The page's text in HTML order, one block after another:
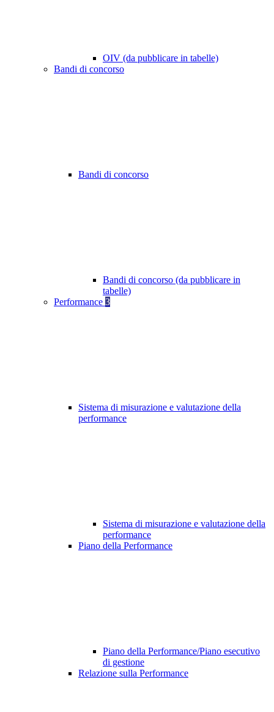
OIV (da pubblicare in tabelle)
Bandi di concorso
Bandi di concorso
Bandi di concorso (da pubblicare in
tabelle)
Performance 3
Sistema di misurazione e valutazione della
performance
Sistema di misurazione e valutazione della
performance
Piano della Performance
Piano della Performance/Piano esecutivo
di gestione
Relazione sulla Performance